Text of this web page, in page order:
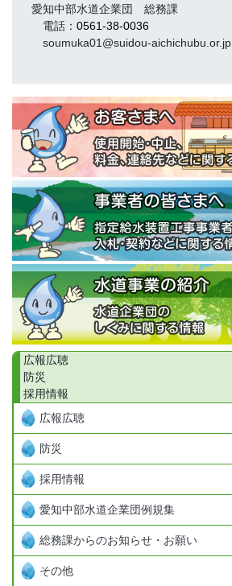
広報広聴
防災
採用情報
広報広聴
防災
採用情報
愛知中部水道企業団例規集
総務課からのお知らせ・お願い
その他
愛知中部水道企業団 総務課
電話： 0561-38-0036
soumuka01@suidou-aichichubu.or.jp